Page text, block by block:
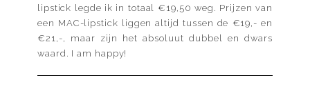
lipstick legde ik in totaal €19,50 weg. Prijzen van
een MAC-lipstick liggen altijd tussen de €19,- en
€21,-, maar zijn het absoluut dubbel en dwars
waard. I am happy!